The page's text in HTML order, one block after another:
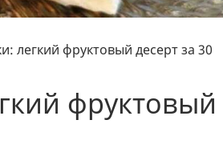
легкий фруктовый десерт за 30
фруктовый